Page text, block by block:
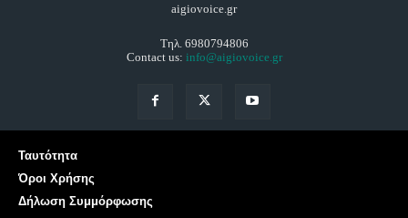
aigiovoice.gr
Τηλ. 6980794806
Contact us: info@aigiovoice.gr
Ταυτότητα
Όροι Χρήσης
Δήλωση Συμμόρφωσης